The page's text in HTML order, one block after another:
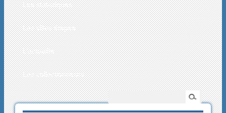
Les statistiques
Les villes étapes
L’actualité
Les collectionneurs